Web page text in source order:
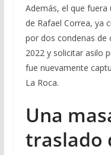
Además, el que fuera
de Rafael Correa, ya
por dos condenas de
2022 y solicitar asilo
fue nuevamente
La Roca.
Una
traslado